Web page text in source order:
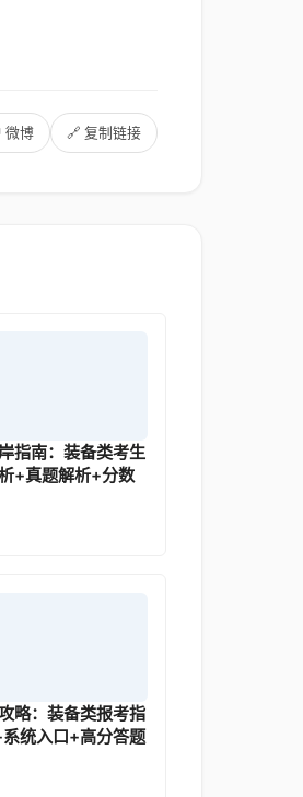
微博 🔗 复制链接
指南：装备类考生
+真题解析+分数
略：装备类报考指
统入口+高分答题